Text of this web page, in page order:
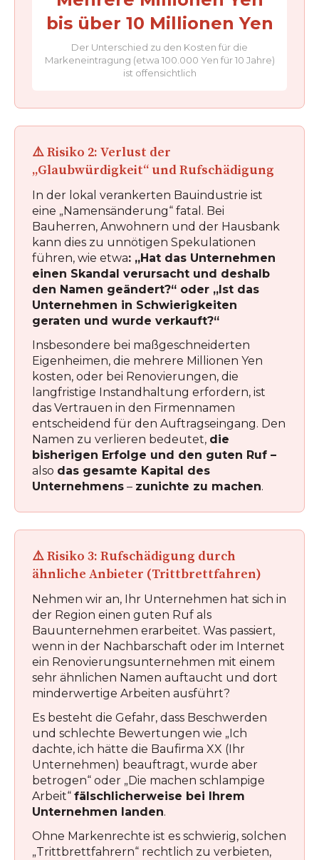
bis über 10 Millionen Yen
Der Unterschied zu den Kosten für die
Markeneintragung (etwa 100.000 Yen für 10 Jahre)
ist offensichtlich
⚠️ Risiko 2: Verlust der
„Glaubwürdigkeit“ und Rufschädigung
In der lokal verankerten Bauindustrie ist
eine „Namensänderung“ fatal. Bei
Bauherren, Anwohnern und der Hausbank
kann dies zu unnötigen Spekulationen
führen, wie etwa: „Hat das Unternehmen
einen Skandal verursacht und deshalb
den Namen geändert?“ oder „Ist das
Unternehmen in Schwierigkeiten
geraten und wurde verkauft?“
Insbesondere bei maßgeschneiderten
Eigenheimen, die mehrere Millionen Yen
kosten, oder bei Renovierungen, die
langfristige Instandhaltung erfordern, ist
das Vertrauen in den Firmennamen
entscheidend für den Auftragseingang. Den
Namen zu verlieren bedeutet, die
bisherigen Erfolge und den guten Ruf –
also das gesamte Kapital des
Unternehmens – zunichte zu machen.
⚠️ Risiko 3: Rufschädigung durch
ähnliche Anbieter (Trittbrettfahren)
Nehmen wir an, Ihr Unternehmen hat sich in
der Region einen guten Ruf als
Bauunternehmen erarbeitet. Was passiert,
wenn in der Nachbarschaft oder im Internet
ein Renovierungsunternehmen mit einem
sehr ähnlichen Namen auftaucht und dort
minderwertige Arbeiten ausführt?
Es besteht die Gefahr, dass Beschwerden
und schlechte Bewertungen wie „Ich
dachte, ich hätte die Baufirma XX (Ihr
Unternehmen) beauftragt, wurde aber
betrogen“ oder „Die machen schlampige
Arbeit“ fälschlicherweise bei Ihrem
Unternehmen landen.
Ohne Markenrechte ist es schwierig, solchen
„Trittbrettfahrern“ rechtlich zu verbieten,